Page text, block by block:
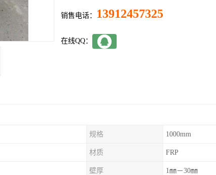
销售电话： 13912457325
在线QQ：
规格 1000mm
材质 FRP
壁厚 1㎜－30㎜